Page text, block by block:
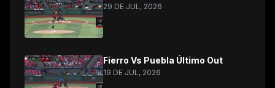
29 DE JUL, 2026
Fierro Vs Puebla Último Out
19 DE JUL, 2026